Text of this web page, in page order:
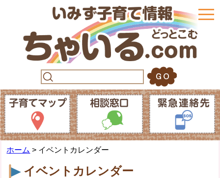
ホーム > イベントカレンダー
イベントカレンダー